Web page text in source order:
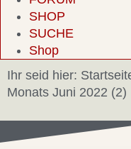
SHOP
SUCHE
Shop
Ihr seid hier:
Monats Juni 2022 (2)